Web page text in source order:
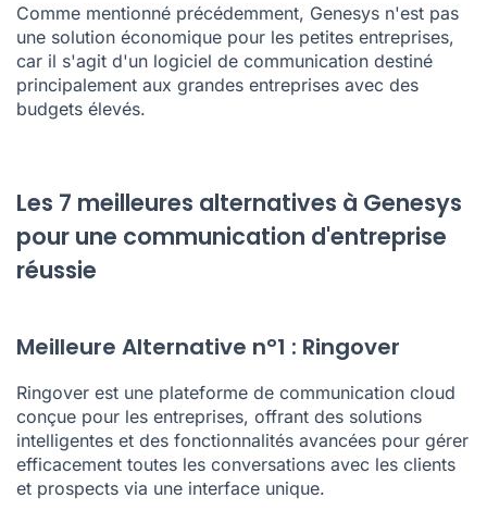
Comme mentionné précédemment, Genesys n'est pas
une solution économique pour les petites entreprises,
car il s'agit d'un logiciel de communication destiné
principalement aux grandes entreprises avec des
budgets élevés.
Les 7 meilleures alternatives à Genesys
pour une communication d'entreprise
réussie
Meilleure Alternative n°1 : Ringover
Ringover est une plateforme de communication cloud
conçue pour les entreprises, offrant des solutions
intelligentes et des fonctionnalités avancées pour gérer
efficacement toutes les conversations avec les clients
et prospects via une interface unique.